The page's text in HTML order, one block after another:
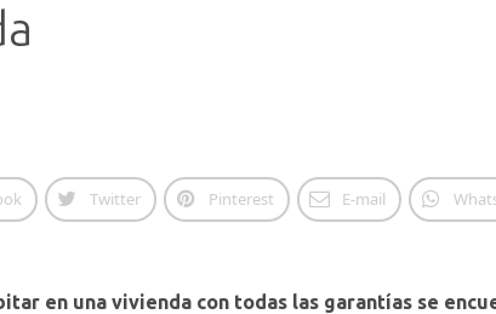
Twitter Pinterest E-mail
en una vivienda con todas las garantías se